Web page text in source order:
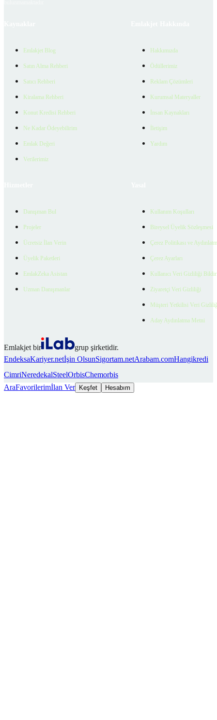
Emlakjet Blog
Satın Alma Rehberi
Satıcı Rehberi
Kiralama Rehberi
Konut Kredisi Rehberi
Ne Kadar Ödeyebilirim
Emlak Değeri
Verilerimiz
Hakkımızda
Ödüllerimiz
Reklam Çözümleri
Kurumsal Materyaller
İnsan Kaynakları
İletişim
Yardım
Danışman Bul
Projeler
Ücretsiz İlan Verin
Üyelik Paketleri
EmlakZeka Asistan
Uzman Danışmanlar
Kullanım Koşulları
Bireysel Üyelik Sözleşmesi
Çerez Politikası ve
Çerez Ayarları
Kullanıcı Veri Gizliliği
Ziyaretçi Veri Gizliliği
Müşteri Yetkilisi Veri
Aday Aydınlatma Metni
Emlakjet bir
grup şirketidir.
EndeksaKariyer.netİşin OlsunSigortam.netArabam.comHangikredi
CimriNeredekalSteelOrbisChemorbis
AraFavorilerimİlan Ver Keşfet Hesabım